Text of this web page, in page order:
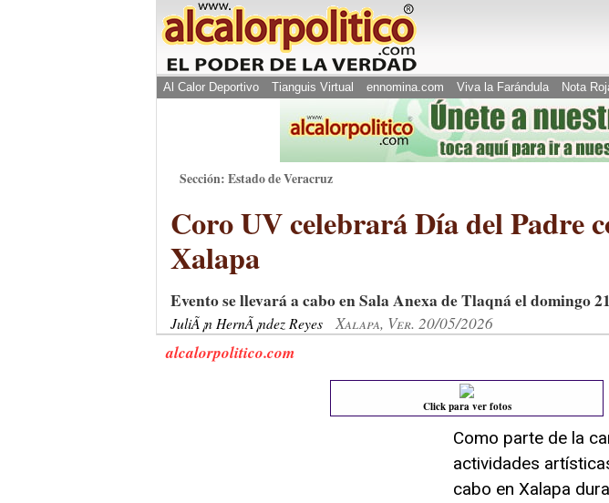
Al Calor Deportivo Tianguis Virtual ennomina.com Viva la Farándula Nota
Sección: Estado de Veracruz
Coro UV celebrará Día del Padre
Xalapa
Evento se llevará a cabo en Sala Anexa de Tlaqná el domingo
JuliÃ¡n HernÃ¡ndez Reyes Xalapa, Ver. 20/05/2026
alcalorpolitico.com
Click para ver fotos
Como parte de la
actividades
cabo en Xalapa